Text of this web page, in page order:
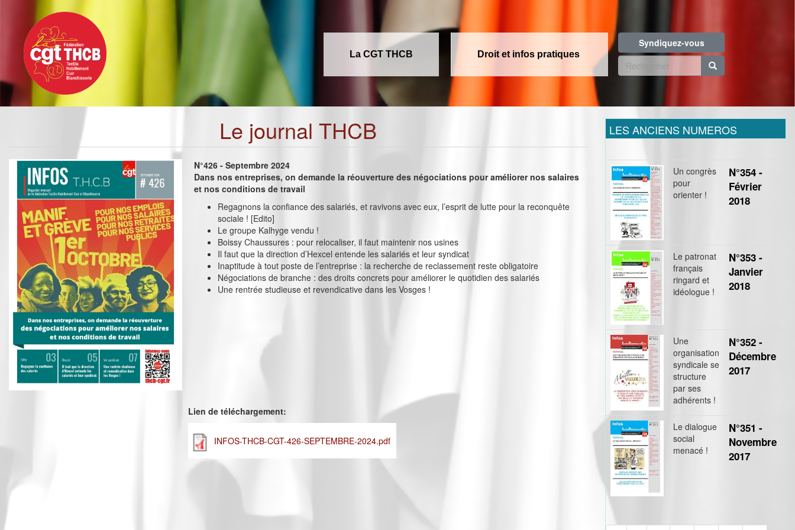
contenu
principal
La CGT THCB Droit et infos pratiques
Syndiquez-vous
Formulaire
recherche
Le journal THCB
N°426 - Septembre 2024
Dans nos entreprises, on demande la réouverture des négociations pour améliorer nos salaires
et nos conditions de travail
Regagnons la confiance des salariés, et ravivons avec eux, l’esprit de lutte pour la reconquête
sociale ! [Edito]
Le groupe Kalhyge vendu !
Boissy Chaussures : pour relocaliser, il faut maintenir nos usines
Il faut que la direction d’Hexcel entende les salariés et leur syndicat
Inaptitude à tout poste de l’entreprise : la recherche de reclassement reste obligatoire
Négociations de branche : des droits concrets pour améliorer le quotidien des salariés
Une rentrée studieuse et revendicative dans les Vosges !
Lien de téléchargement:
INFOS-THCB-CGT-426-SEPTEMBRE-2024.pdf
LES ANCIENS NUMEROS
Un congrès
pour
orienter !
N°354 -
Février
2018
Le patronat
français
ringard et
idéologue !
N°353 -
Janvier
2018
Une
organisation
syndicale se
structure
par ses
adhérents !
N°352 -
Décembre
2017
Le dialogue
social
menacé !
N°351 -
Novembre
2017